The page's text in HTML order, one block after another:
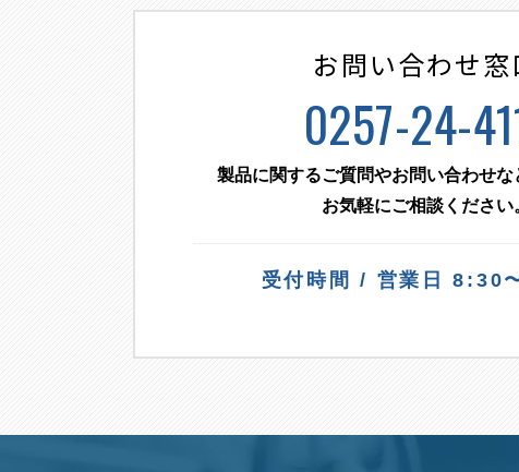
お問い合わせ窓
0257-24-
製品に関するご質問やお問い合わせな
お気軽にご相談ください
受付時間 / 営業日 8:30